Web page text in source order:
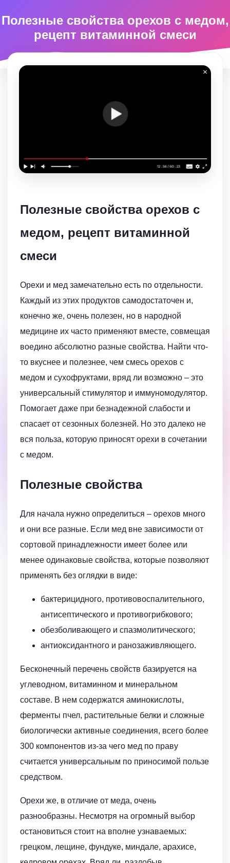
Полезные свойства орехов с медом,
рецепт витаминной смеси
Полезные свойства орехов с
медом, рецепт витаминной
смеси
Орехи и мед замечательно есть по отдельности.
Каждый из этих продуктов самодостаточен и,
конечно же, очень полезен, но в народной
медицине их часто применяют вместе, совмещая
воедино абсолютно разные свойства. Найти что-
то вкуснее и полезнее, чем смесь орехов с
медом и сухофруктами, вряд ли возможно – это
универсальный стимулятор и иммуномодулятор.
Помогает даже при безнадежной слабости и
спасает от сезонных болезней. Но это далеко не
вся польза, которую приносят орехи в сочетании
с медом.
Полезные свойства
Для начала нужно определиться – орехов много
и они все разные. Если мед вне зависимости от
сортовой принадлежности имеет более или
менее одинаковые свойства, которые позволяют
применять без оглядки в виде:
бактерицидного, противовоспалительного,
антисептического и противогрибкового;
обезболивающего и спазмолитического;
антиоксидантного и ранозаживляющего.
Бесконечный перечень свойств базируется на
углеводном, витаминном и минеральном
составе. В нем содержатся аминокислоты,
ферменты пчел, растительные белки и сложные
биологически активные соединения, всего более
300 компонентов из-за чего мед по праву
считается универсальным по приносимой пользе
средством.
Орехи же, в отличие от меда, очень
разнообразны. Несмотря на огромный выбор
остановиться стоит на вполне узнаваемых:
грецком, лещине, фундуке, миндале, арахисе,